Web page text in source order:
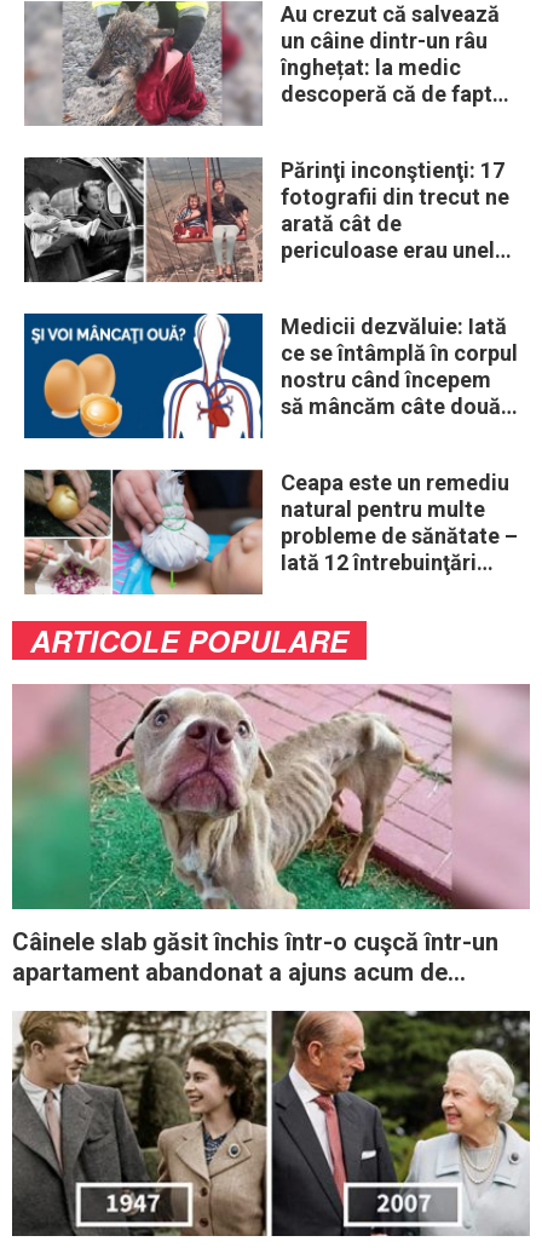
Au crezut că salvează
un câine dintr-un râu
înghețat: la medic
descoperă că de fapt
Părinţi inconştienţi: 17
fotografii din trecut ne
arată cât de
periculoase erau unele
Medicii dezvăluie: Iată
ce se întâmplă în corpul
nostru când începem
să mâncăm câte două
Ceapa este un remediu
natural pentru multe
probleme de sănătate –
Iată 12 întrebuinţări
ARTICOLE POPULARE
Câinele slab găsit închis într-o cuşcă într-un
apartament abandonat a ajuns acum de